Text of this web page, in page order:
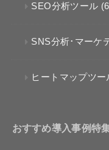
SEO分析ツール
SNS分析･マーケ
ヒートマップツー
おすすめ導入事例特